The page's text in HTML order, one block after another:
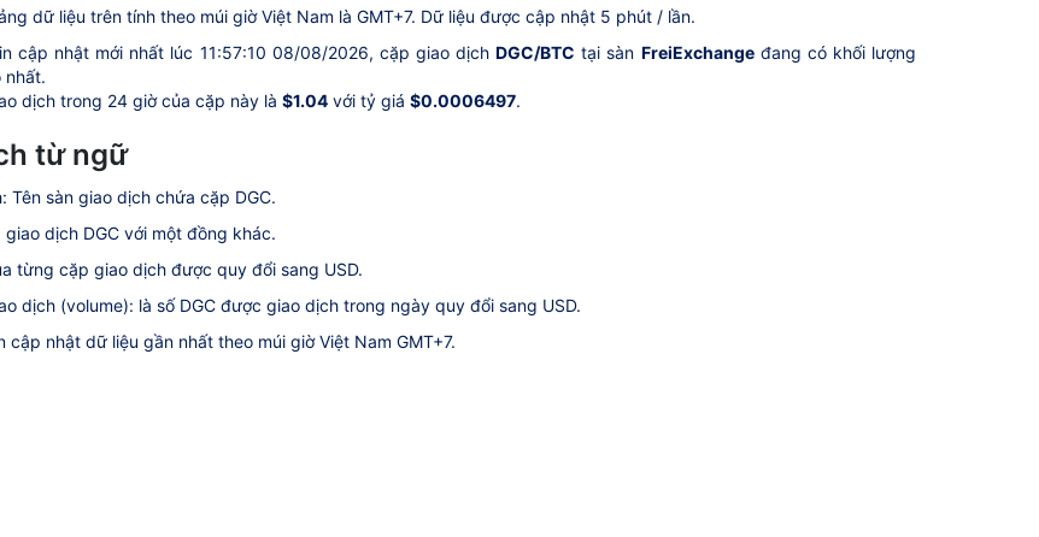
dữ liệu trên tính theo múi giờ Việt Nam là GMT+7. Dữ liệu được cập nhật 5 phút / lần.
cập nhật mới nhất lúc 11:57:10 08/08/2026, cặp giao dịchDGC/BTC tại sàn FreiExchangeđang có khối lượng
nhất.
dịch trong 24 giờ của cặp này là $1.04với tỷ giá $0.0006497.
từ ngữ
Tên sàn giao dịch chứa cặp DGC.
giao dịch DGC với một đồng khác.
từng cặp giao dịch được quy đổi sang USD.
dịch (volume): là số DGC được giao dịch trong ngày quy đổi sang USD.
cập nhật dữ liệu gần nhất theo múi giờ Việt Nam GMT+7.